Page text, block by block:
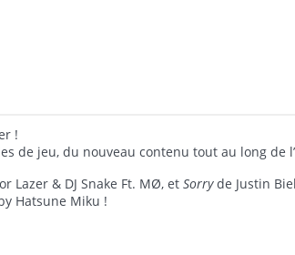
!
de jeu, du nouveau contenu tout au long de
Lazer & DJ Snake Ft. MØ, et Sorryde Justin
Hatsune Miku !